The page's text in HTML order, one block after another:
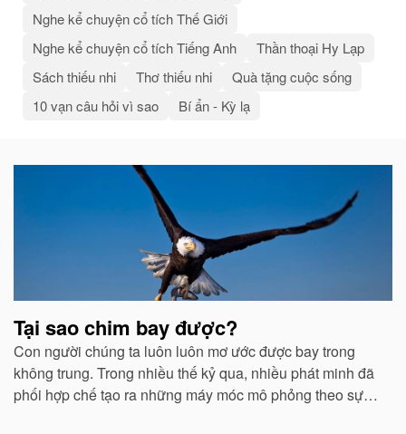
Nghe kể chuyện cổ tích Thế Giới
Nghe kể chuyện cổ tích Tiếng Anh
Thần thoại Hy Lạp
Sách thiếu nhi
Thơ thiếu nhi
Quà tặng cuộc sống
10 vạn câu hỏi vì sao
Bí ẩn - Kỳ lạ
Bài
liên
Tại sao chim bay được?
Con người chúng ta luôn luôn mơ ước được bay trong
không trung. Trong nhiều thế kỷ qua, nhiều phát minh đã
phối hợp chế tạo ra những máy móc mô phỏng theo sự